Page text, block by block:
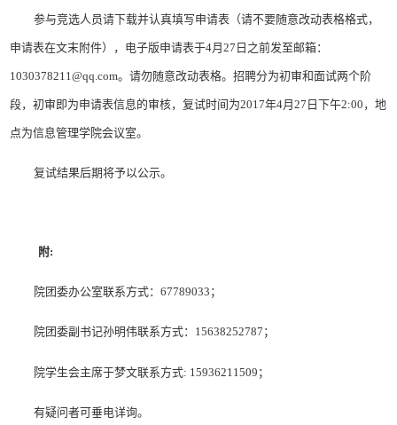
参与竞选人员请下载并认真填写申请表（请不要随意改动表格格式，
申请表在文末附件），电子版申请表于4月27日之前发至邮箱：
1030378211@qq.com。请勿随意改动表格。招聘分为初审和面试两个阶
段，初审即为申请表信息的审核，复试时间为2017年4月27日下午2:00，地
点为信息管理学院会议室。
复试结果后期将予以公示。
附:
院团委办公室联系方式：67789033；
院团委副书记孙明伟联系方式： 15638252787；
院学生会主席于梦文联系方式: 15936211509；
有疑问者可垂电详询。